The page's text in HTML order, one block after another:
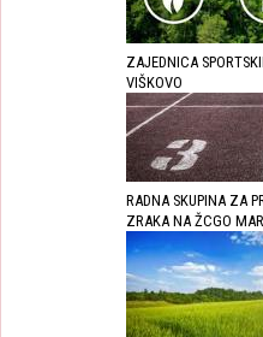
ZAJEDNICA
VIŠKOVO
RADNA SKUPINA ZA
ZRAKA NA ŽCGO